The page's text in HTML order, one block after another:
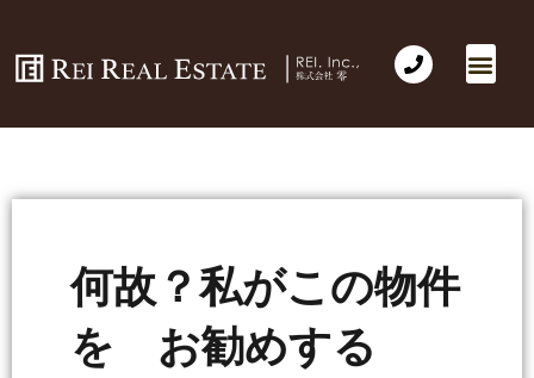
何故？私がこの物件
を お勧めする